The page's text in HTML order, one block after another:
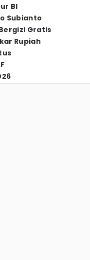
BI
Subianto
Gratis
Rupiah